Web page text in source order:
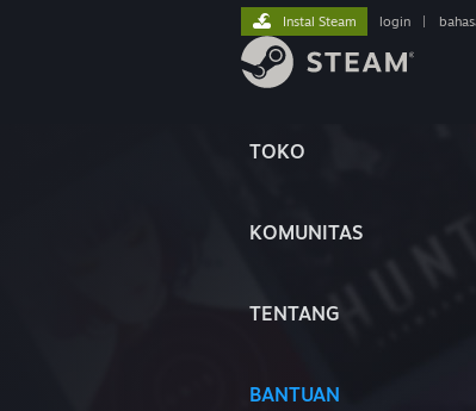
TOKO
KOMUNITAS
TENTANG
BANTUAN
Instal Steam login